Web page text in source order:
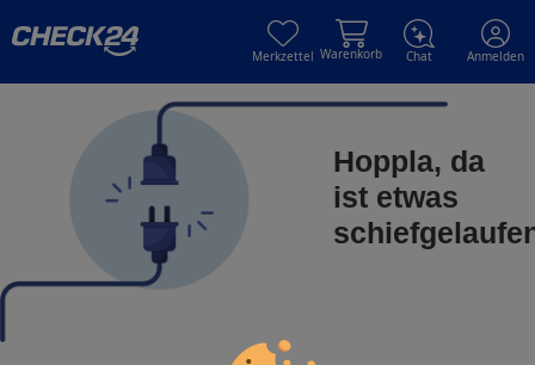
Merkzettel Warenkorb Chat Anmelden
Hoppla, da
ist etwas